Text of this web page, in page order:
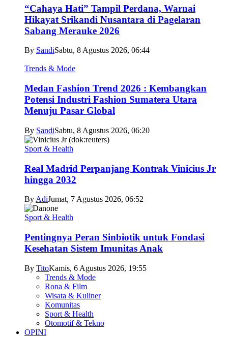
“Cahaya Hati” Tampil Perdana, Warnai
Hikayat Srikandi Nusantara di Pagelaran
Sabang Merauke 2026
By SandiSabtu, 8 Agustus 2026, 06:44
Trends & Mode
Medan Fashion Trend 2026 : Kembangkan
Potensi Industri Fashion Sumatera Utara
Menuju Pasar Global
By SandiSabtu, 8 Agustus 2026, 06:20
Sport & Health
Real Madrid Perpanjang Kontrak Vinicius Jr
hingga 2032
By AdiJumat, 7 Agustus 2026, 06:52
Sport & Health
Pentingnya Peran Sinbiotik untuk Fondasi
Kesehatan Sistem Imunitas Anak
By TitoKamis, 6 Agustus 2026, 19:55
Trends & Mode
Rona & Film
Wisata & Kuliner
Komunitas
Sport & Health
Otomotif & Tekno
OPINI